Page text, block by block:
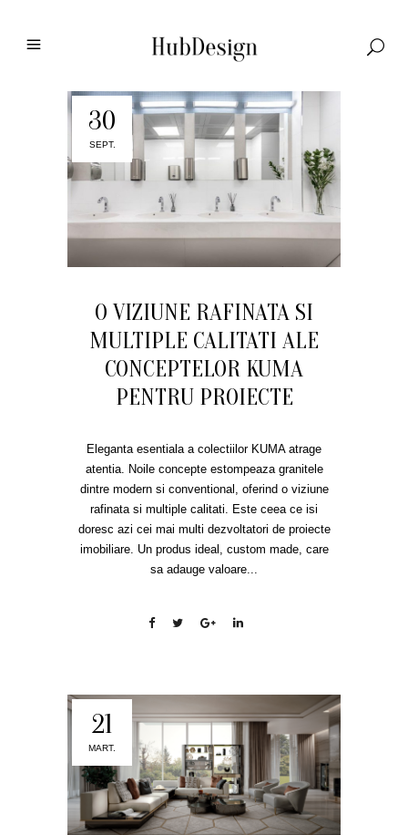
30
SEPT.
O VIZIUNE RAFINATA SI
MULTIPLE CALITATI ALE
CONCEPTELOR KUMA
PENTRU PROIECTE
Eleganta esentiala a colectiilor KUMA atrage
atentia. Noile concepte estompeaza granitele
dintre modern si conventional, oferind o viziune
rafinata si multiple calitati. Este ceea ce isi
doresc azi cei mai multi dezvoltatori de proiecte
imobiliare. Un produs ideal, custom made, care
sa adauge valoare...
21
MART.